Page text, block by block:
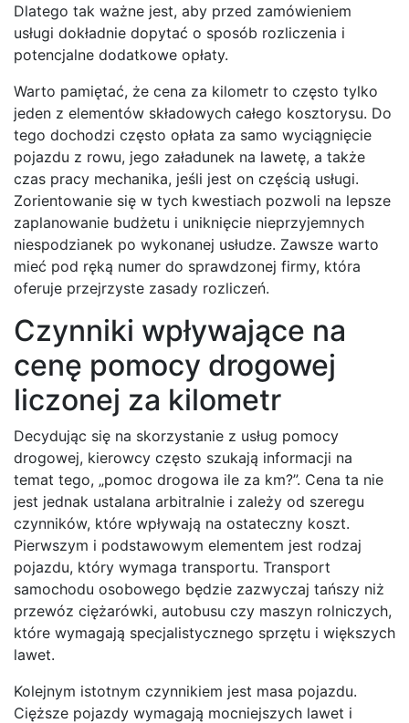
Dlatego tak ważne jest, aby przed zamówieniem
usługi dokładnie dopytać o sposób rozliczenia i
potencjalne dodatkowe opłaty.
Warto pamiętać, że cena za kilometr to często tylko
jeden z elementów składowych całego kosztorysu. Do
tego dochodzi często opłata za samo wyciągnięcie
pojazdu z rowu, jego załadunek na lawetę, a także
czas pracy mechanika, jeśli jest on częścią usługi.
Zorientowanie się w tych kwestiach pozwoli na lepsze
zaplanowanie budżetu i uniknięcie nieprzyjemnych
niespodzianek po wykonanej usłudze. Zawsze warto
mieć pod ręką numer do sprawdzonej firmy, która
oferuje przejrzyste zasady rozliczeń.
Czynniki wpływające na
cenę pomocy drogowej
liczonej za kilometr
Decydując się na skorzystanie z usług pomocy
drogowej, kierowcy często szukają informacji na
temat tego, „pomoc drogowa ile za km?”. Cena ta nie
jest jednak ustalana arbitralnie i zależy od szeregu
czynników, które wpływają na ostateczny koszt.
Pierwszym i podstawowym elementem jest rodzaj
pojazdu, który wymaga transportu. Transport
samochodu osobowego będzie zazwyczaj tańszy niż
przewóz ciężarówki, autobusu czy maszyn rolniczych,
które wymagają specjalistycznego sprzętu i większych
lawet.
Kolejnym istotnym czynnikiem jest masa pojazdu.
Cięższe pojazdy wymagają mocniejszych lawet i